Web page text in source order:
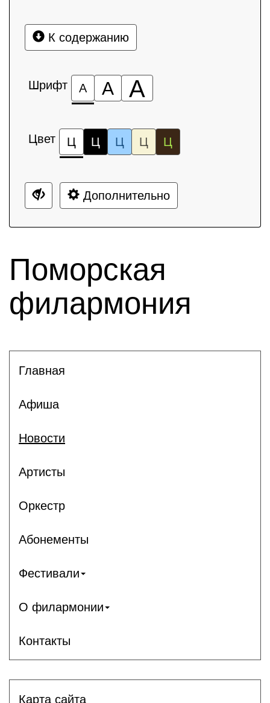
К содержанию
Шрифт А А А
Цвет Ц Ц Ц Ц Ц
Дополнительно
Поморская
филармония
Главная
Афиша
Новости
Артисты
Оркестр
Абонементы
Фестивали
О филармонии
Контакты
Карта сайта